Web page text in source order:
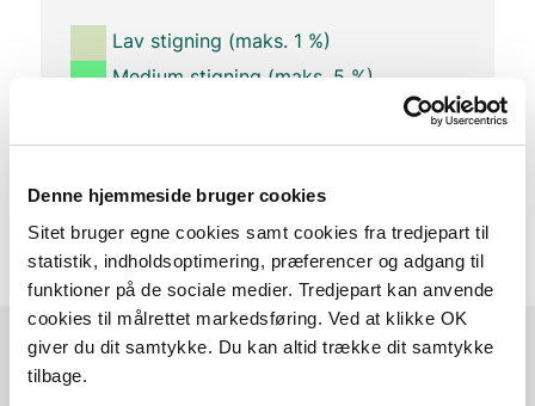
Denne hjemmeside bruger cookies
Sitet bruger egne cookies samt cookies fra tredjepart til
statistik, indholdsoptimering, præferencer og adgang til
funktioner på de sociale medier. Tredjepart kan anvende
cookies til målrettet markedsføring. Ved at klikke OK
giver du dit samtykke. Du kan altid trække dit samtykke
tilbage.
Lav stigning (maks. 1 %)
Medium stigning (maks. 5 %)
Stejl stigning (over 8 %)